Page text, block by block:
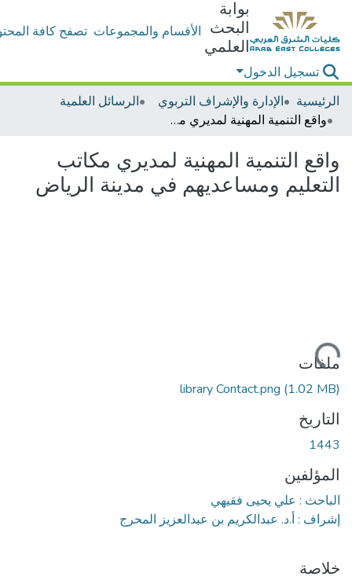
بوابة
البحث
العلمي
الأقسام والمجموعات تصفح كافة
تسجيل الدخول
الرئيسية
الإدارة والإشراف التربوي
الرسائل العلمية
واقع التنمية المهنية لمديري مكاتب التعليم ومساعديهم في مدينة الرياض
واقع التنمية المهنية لمديري مكاتب
التعليم ومساعديهم في مدينة الرياض
ملفات
library Contact.png (1.02 MB)
التاريخ
1443
المؤلفين
الباحث : علي يحيى فقيهي
إشراف : أ.د. عبدالكريم بن عبدالعزيز المحرج
خلاصة